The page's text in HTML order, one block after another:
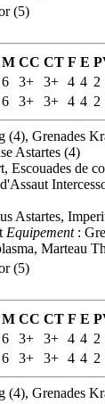
(5)
M CC CT F E
6 3+ 3+ 4 4 2
6 3+ 3+ 4 4 2
(4), Grenades
Astartes (4)
Escouades de
Astartes,
Equipement:
Marteau
(5)
M CC CT F E
6 3+ 3+ 4 4 2
6 3+ 3+ 4 4 2
(4), Grenades